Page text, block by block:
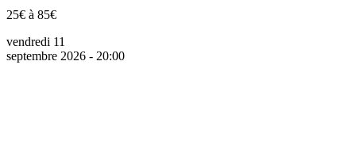
25€ à 85€
vendredi 11
septembre 2026 - 20:00